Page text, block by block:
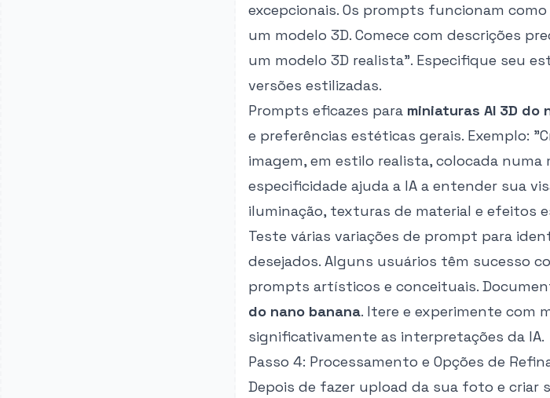
excepcionais. Os prompts funcionam
um modelo 3D. Comece com descrições
um modelo 3D realista". Especifique seu
versões estilizadas.
Prompts eficazes para miniaturas AI 3D do
e preferências estéticas gerais. Exemplo:
imagem, em estilo realista, colocada
especificidade ajuda a IA a entender sua
iluminação, texturas de material e efeitos
Teste várias variações de prompt para
desejados. Alguns usuários têm sucesso
prompts artísticos e conceituais.
do nano banana. Itere e experimente com
significativamente as interpretações da IA.
Passo 4: Processamento e Opções de
Depois de fazer upload da sua foto e criar